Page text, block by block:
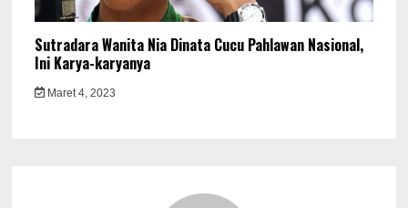
Sutradara Wanita Nia Dinata Cucu Pahlawan Nasional,
Ini Karya-karyanya
Maret 4, 2023